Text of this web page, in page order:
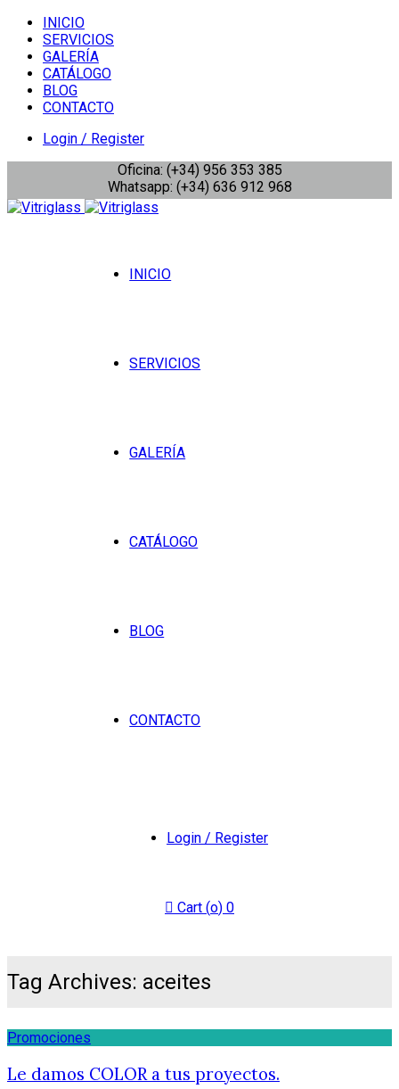
INICIO
SERVICIOS
GALERÍA
CATÁLOGO
BLOG
CONTACTO
Login / Register
Oficina: (+34) 956 353 385
Whatsapp: (+34) 636 912 968
INICIO
SERVICIOS
GALERÍA
CATÁLOGO
BLOG
CONTACTO
Login / Register
Cart (o) 0
Tag Archives: aceites
Promociones
Le damos COLOR a tus proyectos.